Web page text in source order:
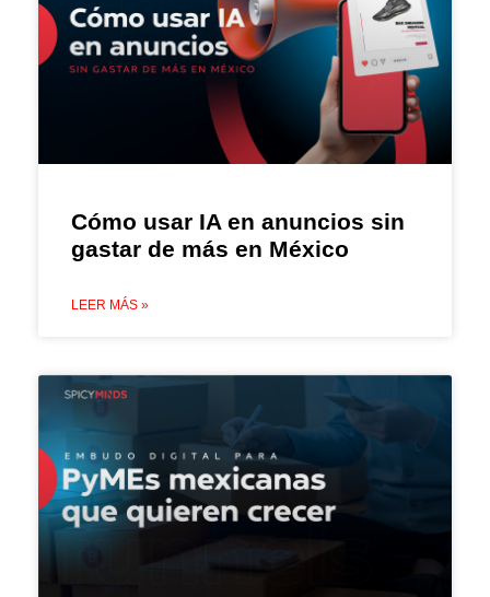
Cómo usar IA en anuncios sin
gastar de más en México
LEER MÁS »